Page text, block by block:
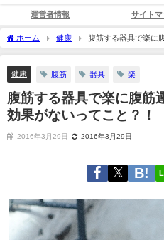
運営者情報 サイトマ
ホーム 健康
腹筋する器具で楽に
てこと？！
健康 腹筋 器具 楽
腹筋する器具で楽に腹筋
効果がないってこと？！
2016年3月29日 2016年3月29日